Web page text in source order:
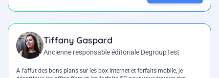
Tiffany Gaspard
Ancienne responsable éditoriale DegroupTest
A l'affut des bons plans sur les box internet et forfaits mobile, je